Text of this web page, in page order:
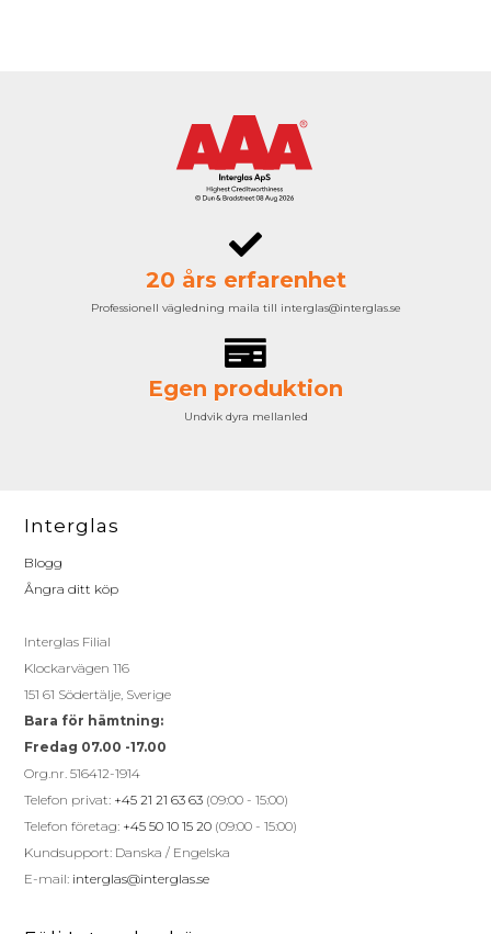
20 års erfarenhet
Professionell vägledning maila till interglas@interglas.se
Egen produktion
Undvik dyra mellanled
Interglas
Blogg
Ångra ditt köp
Interglas Filial
Klockarvägen 116
151 61 Södertälje, Sverige
Bara för hämtning:
Fredag 07.00 -17.00
Org.nr. 516412-1914
Telefon privat: +45 21 21 63 63 (09:00 - 15:00)
Telefon företag: +45 50 10 15 20 (09:00 - 15:00)
Kundsupport: Danska / Engelska
E-mail: interglas@interglas.se